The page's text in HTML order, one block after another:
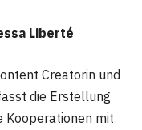
Liberté
Creatorin und
die Erstellung
Kooperationen mit